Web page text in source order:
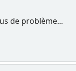
de problème...